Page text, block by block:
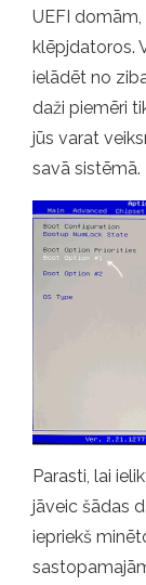
UEFI
klēpjdatoros.
ielādēt no
daži piemēri
jūs varat
savā sistēmā.
Parasti, lai
jāveic šādas
iepriekš